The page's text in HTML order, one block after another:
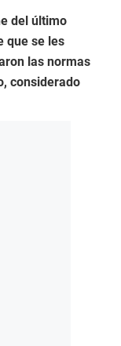
del último
que se les
las normas
considerado